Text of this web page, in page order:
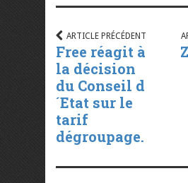
ARTICLE PRÉCÉDENT
Free réagit à
la décision
du Conseil d
´Etat sur le
tarif
dégroupage.